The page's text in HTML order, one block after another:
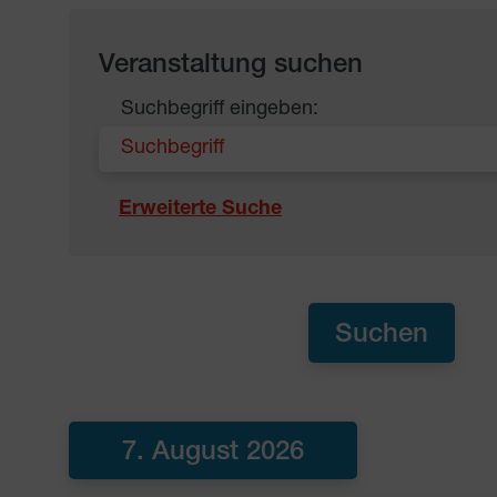
Veranstaltung suchen
Suchbegriff eingeben:
Erweiterte Suche
7. August 2026